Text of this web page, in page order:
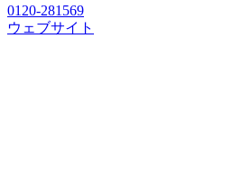
0120-281569
ウェブサイト